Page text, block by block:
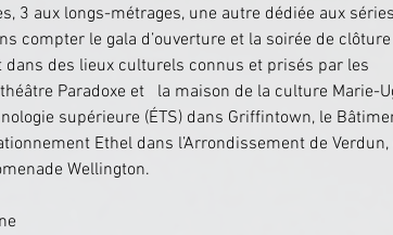
3 aux longs-métrages, une autre dédiée aux
compter le gala d’ouverture et la soirée de clôture
dans des lieux culturels connus et prisés par les
Paradoxe et   la maison de la culture Marie-
supérieure (ÉTS) dans Griffintown, le
Ethel dans l’Arrondissement de Verdun,
Wellington.